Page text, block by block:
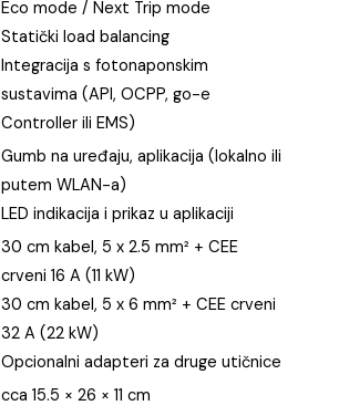
Eco mode / Next Trip mode
Statički load balancing
Integracija s fotonaponskim
sustavima (API, OCPP, go-e
Controller ili EMS)
Gumb na uređaju, aplikacija (lokalno ili
putem WLAN-a)
LED indikacija i prikaz u aplikaciji
30 cm kabel, 5 x 2.5 mm² + CEE
crveni 16 A (11 kW)
30 cm kabel, 5 x 6 mm² + CEE crveni
32 A (22 kW)
Opcionalni adapteri za druge utičnice
cca 15.5 × 26 × 11 cm